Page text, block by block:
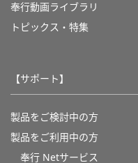
奉行動画ライブラリ
トピックス・特集
【サポート】
製品をご検討中の方
製品をご利用中の方
奉行 Netサービス